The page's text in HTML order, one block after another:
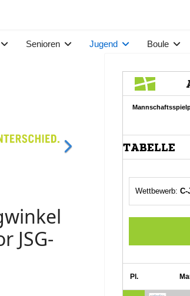
Senioren Jugend Boule
JSG-